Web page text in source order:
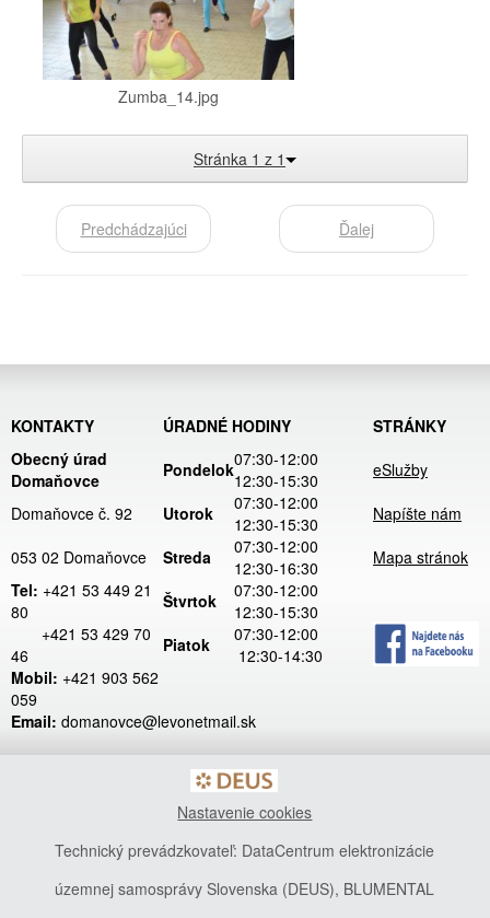
Zumba_14.jpg
Stránka 1 z 1
Predchádzajúci Ďalej
KONTAKTY ÚRADNÉ HODINY
STRÁNKY
Obecný úrad
Domaňovce
Pondelok07:30-12:00
12:30-15:30
eSlužby
Domaňovce č. 92
Utorok
07:30-12:00
12:30-15:30
Napíšte nám
053 02 Domaňovce
Streda
07:30-12:00
12:30-16:30
Mapa stránok
Tel: +421 53 449 21
80
Štvrtok
07:30-12:00
12:30-15:30
+421 53 429 70
46
Piatok
07:30-12:00
12:30-14:30
Mobil: +421 903 562
059
Email: domanovce@levonetmail.sk
Nastavenie cookies
Technický prevádzkovateľ: DataCentrum elektronizácie
územnej samosprávy Slovenska (DEUS), BLUMENTAL